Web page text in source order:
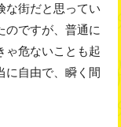
な街だと思ってい
ですが、普通に
ゃ危ないことも起
に自由で、瞬く間